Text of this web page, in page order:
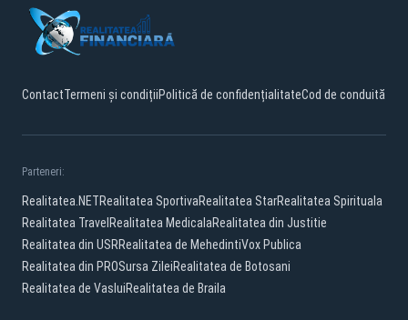
ContactTermeni și condițiiPolitică de confidențialitateCod de conduită
Parteneri:
Realitatea.NETRealitatea SportivaRealitatea StarRealitatea Spirituala
Realitatea Travel Realitatea MedicalaRealitatea din Justitie
Realitatea din USRRealitatea de MehedintiVox Publica
Realitatea din PROSursa ZileiRealitatea de Botosani
Realitatea de VasluiRealitatea de Braila